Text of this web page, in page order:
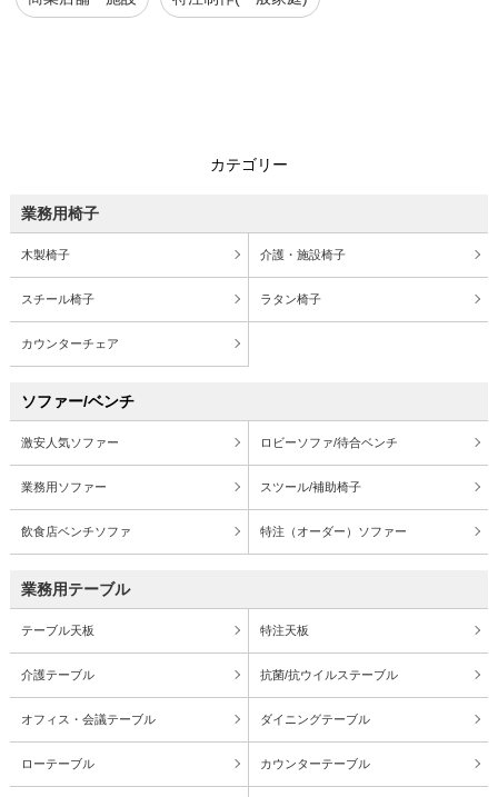
カテゴリー
業務用椅子
木製椅子 介護・施設椅子
スチール椅子 ラタン椅子
カウンターチェア
ソファー/ベンチ
激安人気ソファー ロビーソファ/待合ベンチ
業務用ソファー スツール/補助椅子
飲食店ベンチソファ 特注（オーダー）ソファー
業務用テーブル
テーブル天板 特注天板
介護テーブル 抗菌/抗ウイルステーブル
オフィス・会議テーブル ダイニングテーブル
ローテーブル カウンターテーブル